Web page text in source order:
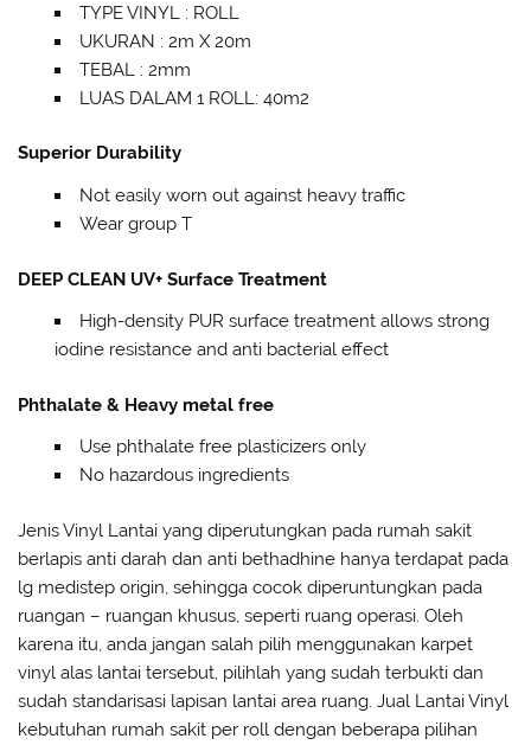
TYPE VINYL : ROLL
UKURAN : 2m X 20m
TEBAL : 2mm
LUAS DALAM 1 ROLL: 40m2
Superior Durability
Not easily worn out against heavy traffic
Wear group T
DEEP CLEAN UV+ Surface Treatment
High-density PUR surface treatment allows strong
iodine resistance and anti bacterial effect
Phthalate & Heavy metal free
Use phthalate free plasticizers only
No hazardous ingredients
Jenis Vinyl Lantai yang diperutungkan pada rumah sakit
berlapis anti darah dan anti bethadhine hanya terdapat pada
lg medistep origin, sehingga cocok diperuntungkan pada
ruangan – ruangan khusus, seperti ruang operasi. Oleh
karena itu, anda jangan salah pilih menggunakan karpet
vinyl alas lantai tersebut, pilihlah yang sudah terbukti dan
sudah standarisasi lapisan lantai area ruang. Jual Lantai Vinyl
kebutuhan rumah sakit per roll dengan beberapa pilihan